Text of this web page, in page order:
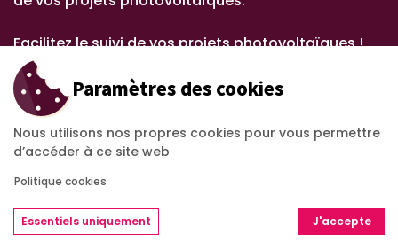
Facilitez le suivi de vos projets photovoltaïques !
DEMANDEZ UNE DÉMO
Paramètres des cookies
Nous utilisons nos propres cookies pour vous permettre
d’accéder à ce site web
Politique cookies
Essentiels uniquement J'accepte